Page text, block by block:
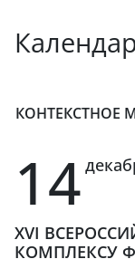
КОНТЕКСТНОЕ
14
XVI
КОМПЛЕКСУ